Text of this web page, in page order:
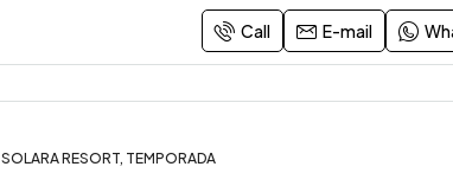
Call E-mail
SOLARA RESORT, TEMPORADA